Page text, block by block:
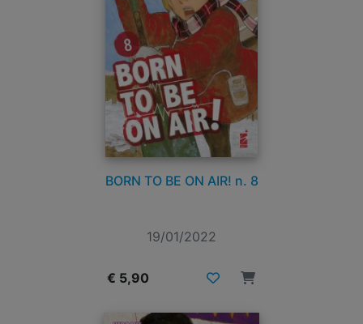
BORN TO BE ON AIR! n. 8
19/01/2022
€ 5,90